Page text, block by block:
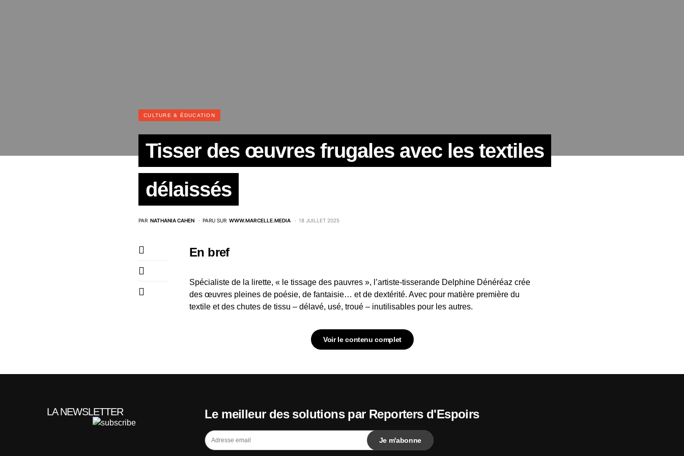
CULTURE & ÉDUCATION
Tisser des œuvres frugales avec les textiles
délaissés
PAR NATHANIA CAHEN PARU SUR WWW.MARCELLE.MEDIA 18 JUILLET 2025
En bref
Spécialiste de la lirette, « le tissage des pauvres », l’artiste-tisserande Delphine Dénéréaz crée
des œuvres pleines de poésie, de fantaisie… et de dextérité. Avec pour matière première du
textile et des chutes de tissu – délavé, usé, troué – inutilisables pour les autres.
Voir le contenu complet
LA NEWSLETTER Le meilleur des solutions par Reporters d'Espoirs